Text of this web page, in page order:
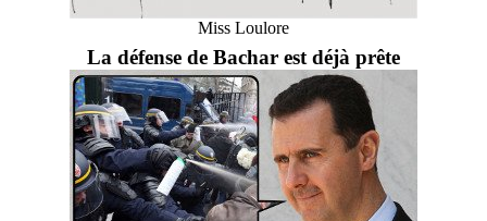
Miss Loulore
La défense de Bachar est déjà prête